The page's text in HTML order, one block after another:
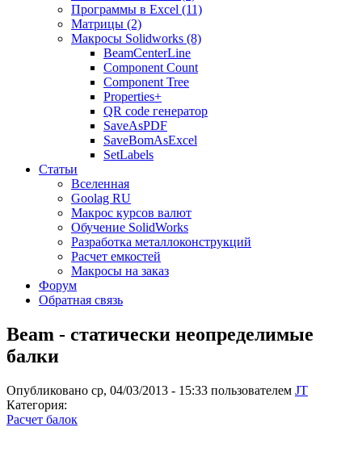
Программы в Excel (11)
Матрицы (2)
Макросы Solidworks (8)
BeamCenterLine
Component Count
Component Tree
Properties+
QR code генератор
SaveAsPDF
SaveBomAsExcel
SetLabels
Статьи
Вселенная
Goolag RU
Макрос курсов валют
Обучение SolidWorks
Разработка металлоконструкций
Расчет емкостей
Макросы на заказ
Форум
Обратная связь
Beam - статически неопределимые
балки
Опубликовано ср, 04/03/2013 - 15:33 пользователем JT
Категория:
Расчет балок